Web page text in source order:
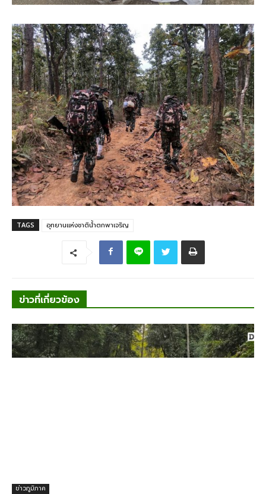
TAGS อุทยานแห่งชาติน้ำตกพาเจริญ
ข่าวที่เกี่ยวข้อง
ข่าวภูมิภาค